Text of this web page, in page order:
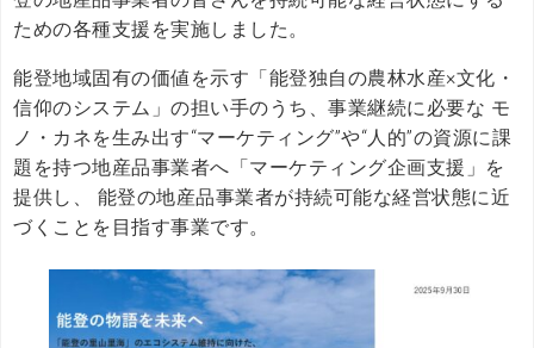
ための各種支援を実施しました。
能登地域固有の価値を示す「能登独自の農林水産×文化・
信仰のシステム」の担い手のうち、事業継続に必要な モ
ノ・カネを生み出す“マーケティング”や“人的”の資源に課
題を持つ地産品事業者へ「マーケティング企画支援」を
提供し、 能登の地産品事業者が持続可能な経営状態に近
づくことを目指す事業です。